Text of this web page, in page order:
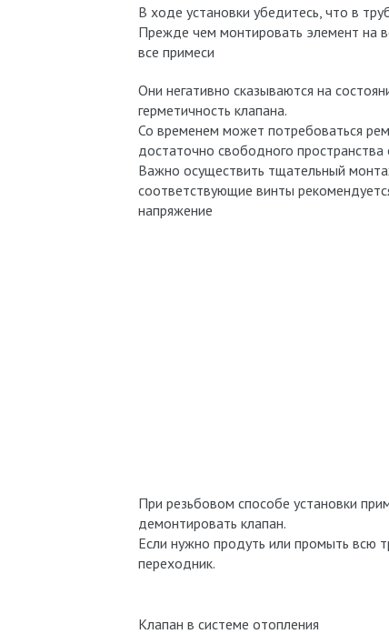
В ходе установки убедитесь, что в
Прежде чем монтировать элемент на
все примеси
Они негативно сказываются на
герметичность клапана.
Со временем может потребоваться
достаточно свободного пространства
Важно осуществить тщательный
соответствующие винты
напряжение
При резьбовом способе установки
демонтировать клапан.
Если нужно продуть или промыть всю
переходник.
Клапан в системе отопления